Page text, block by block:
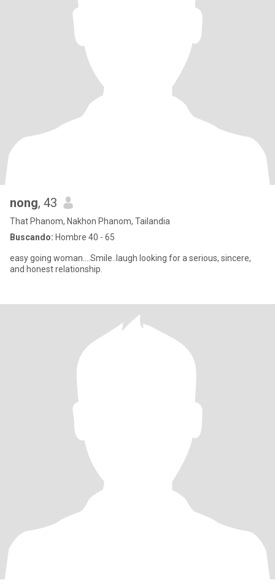
nong, 43
That Phanom, Nakhon Phanom, Tailandia
Buscando: Hombre 40 - 65
easy going woman....Smile..laugh looking for a serious, sincere,
and honest relationship.